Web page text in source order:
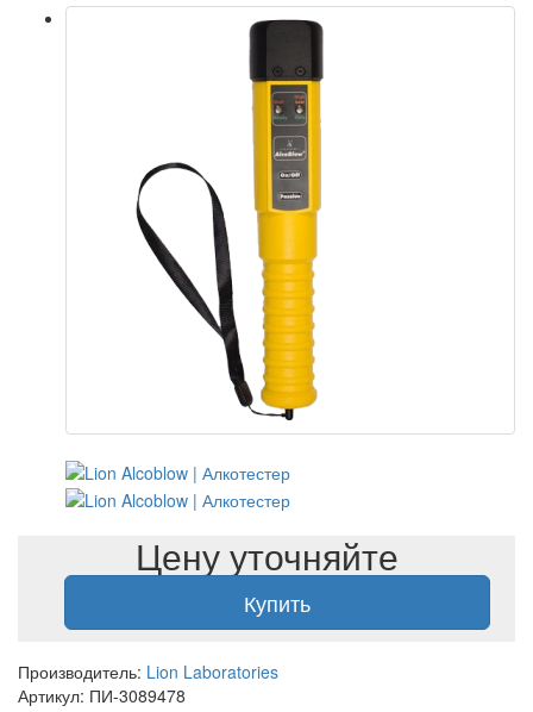
Цену уточняйте
Купить
Производитель: Lion Laboratories
Артикул: ПИ-3089478